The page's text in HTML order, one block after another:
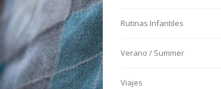
Rutinas Infantiles
Verano / Summer
Viajes